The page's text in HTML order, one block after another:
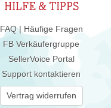
HILFE & TIPPS
FAQ | Häufige Fragen
FB Verkäufergruppe
SellerVoice Portal
Support kontaktieren
Vertrag widerrufen